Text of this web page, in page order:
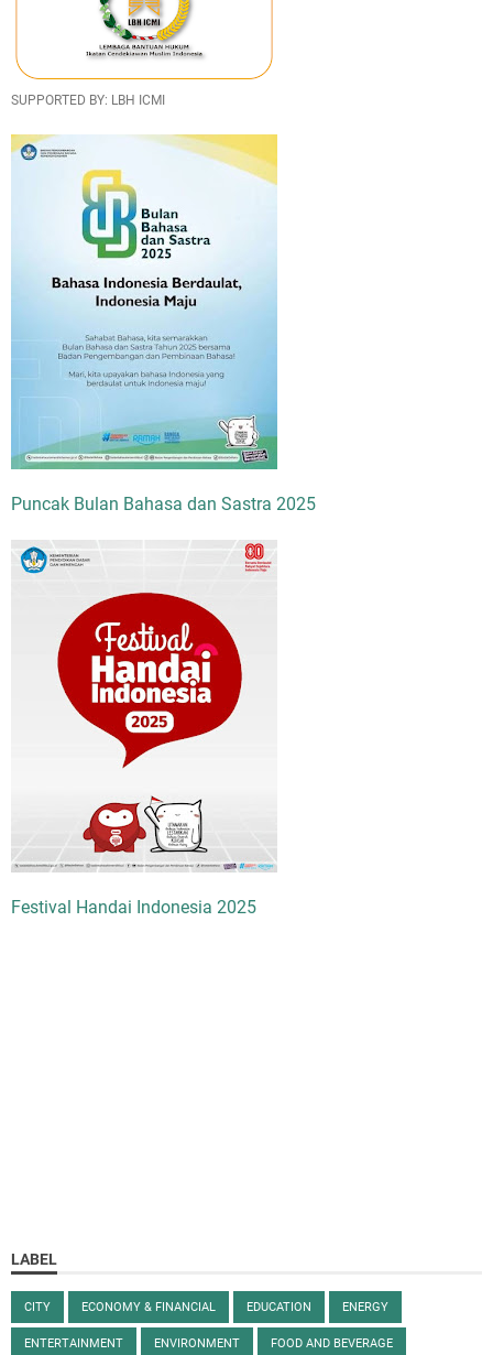
SUPPORTED BY: LBH ICMI
Puncak Bulan Bahasa dan Sastra 2025
Festival Handai Indonesia 2025
LABEL
CITY ECONOMY & FINANCIAL EDUCATION ENERGY
ENTERTAINMENT ENVIRONMENT FOOD AND BEVERAGE